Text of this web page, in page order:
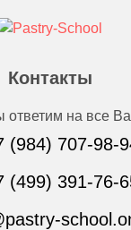
Контакты
ответим на все
(984) 707-98-
(499) 391-76-